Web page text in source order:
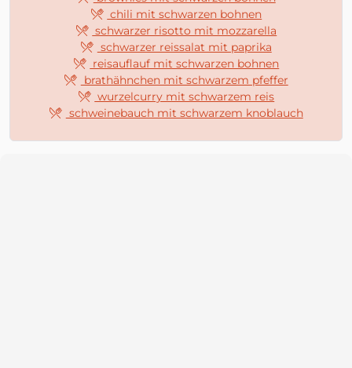
chili mit schwarzen bohnen
schwarzer risotto mit mozzarella
schwarzer reissalat mit paprika
reisauflauf mit schwarzen bohnen
brathähnchen mit schwarzem pfeffer
wurzelcurry mit schwarzem reis
schweinebauch mit schwarzem knoblauch